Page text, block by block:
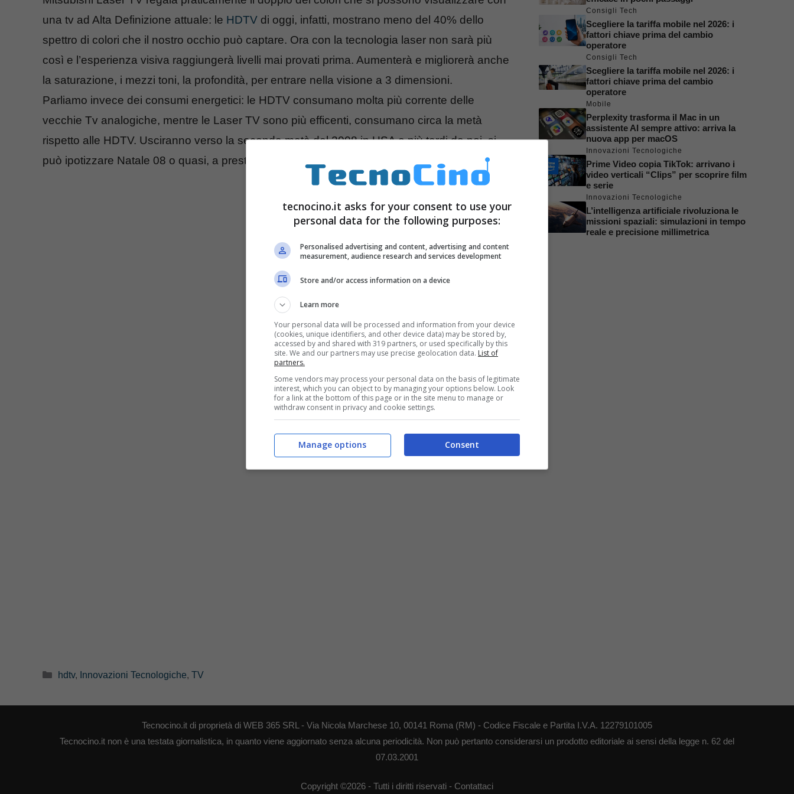
una tv ad Alta Definizione attuale: le HDTV di oggi, infatti, mostrano meno del 40% dello
spettro di colori che il nostro occhio può captare. Ora con la tecnologia laser non sarà più
così e l’esperienza visiva raggiungerà livelli mai provati prima. Aumenterà e migliorerà anche
la saturazione, i mezzi toni, la profondità, per entrare nella visione a 3 dimensioni.
Parliamo invece dei consumi energetici: le HDTV consumano molta più corrente delle
vecchie Tv analogiche, mentre le Laser TV sono più efficenti, consumano circa la metà
rispetto alle HDTV. Usciranno verso la seconda metà del 2008 in USA e più tardi da noi, si
può ipotizzare Natale 08 o quasi, a presto per i primi prezzi e altre caratteristiche tecniche
Categorie
hdtv, Innovazioni Tecnologiche, TV
Consigli Tech
Scegliere la tariffa mobile nel 2026: i
fattori chiave prima del cambio
operatore
Consigli Tech
Scegliere la tariffa mobile nel 2026: i
fattori chiave prima del cambio
operatore
Mobile
Perplexity trasforma il Mac in un
assistente AI sempre attivo: arriva la
nuova app per macOS
Innovazioni Tecnologiche
Prime Video copia TikTok: arrivano i
video verticali “Clips” per scoprire film
e serie
Innovazioni Tecnologiche
L’intelligenza artificiale rivoluziona le
missioni spaziali: simulazioni in tempo
reale e precisione millimetrica
Tecnocino.it di proprietà di WEB 365 SRL - Via Nicola Marchese 10, 00141 Roma (RM) - Codice Fiscale e Partita I.V.A. 12279101005
Tecnocino.it non è una testata giornalistica, in quanto viene aggiornato senza alcuna periodicità. Non può pertanto considerarsi un prodotto editoriale ai sensi della legge n. 62 del
07.03.2001
Copyright ©2026 - Tutti i diritti riservati - Contattaci
tecnocino.it asks for your consent to use your
personal data for the following purposes:
Personalised advertising and content, advertising and content
measurement, audience research and services development
Store and/or access information on a device
Learn more
Your personal data will be processed and information from your device
(cookies, unique identifiers, and other device data) may be stored by,
accessed by and shared with 319 partners, or used specifically by this
site. We and our partners may use precise geolocation data. List of
partners.
Some vendors may process your personal data on the basis of legitimate
interest, which you can object to by managing your options below. Look
for a link at the bottom of this page or in the site menu to manage or
withdraw consent in privacy and cookie settings.
Consent
Manage options